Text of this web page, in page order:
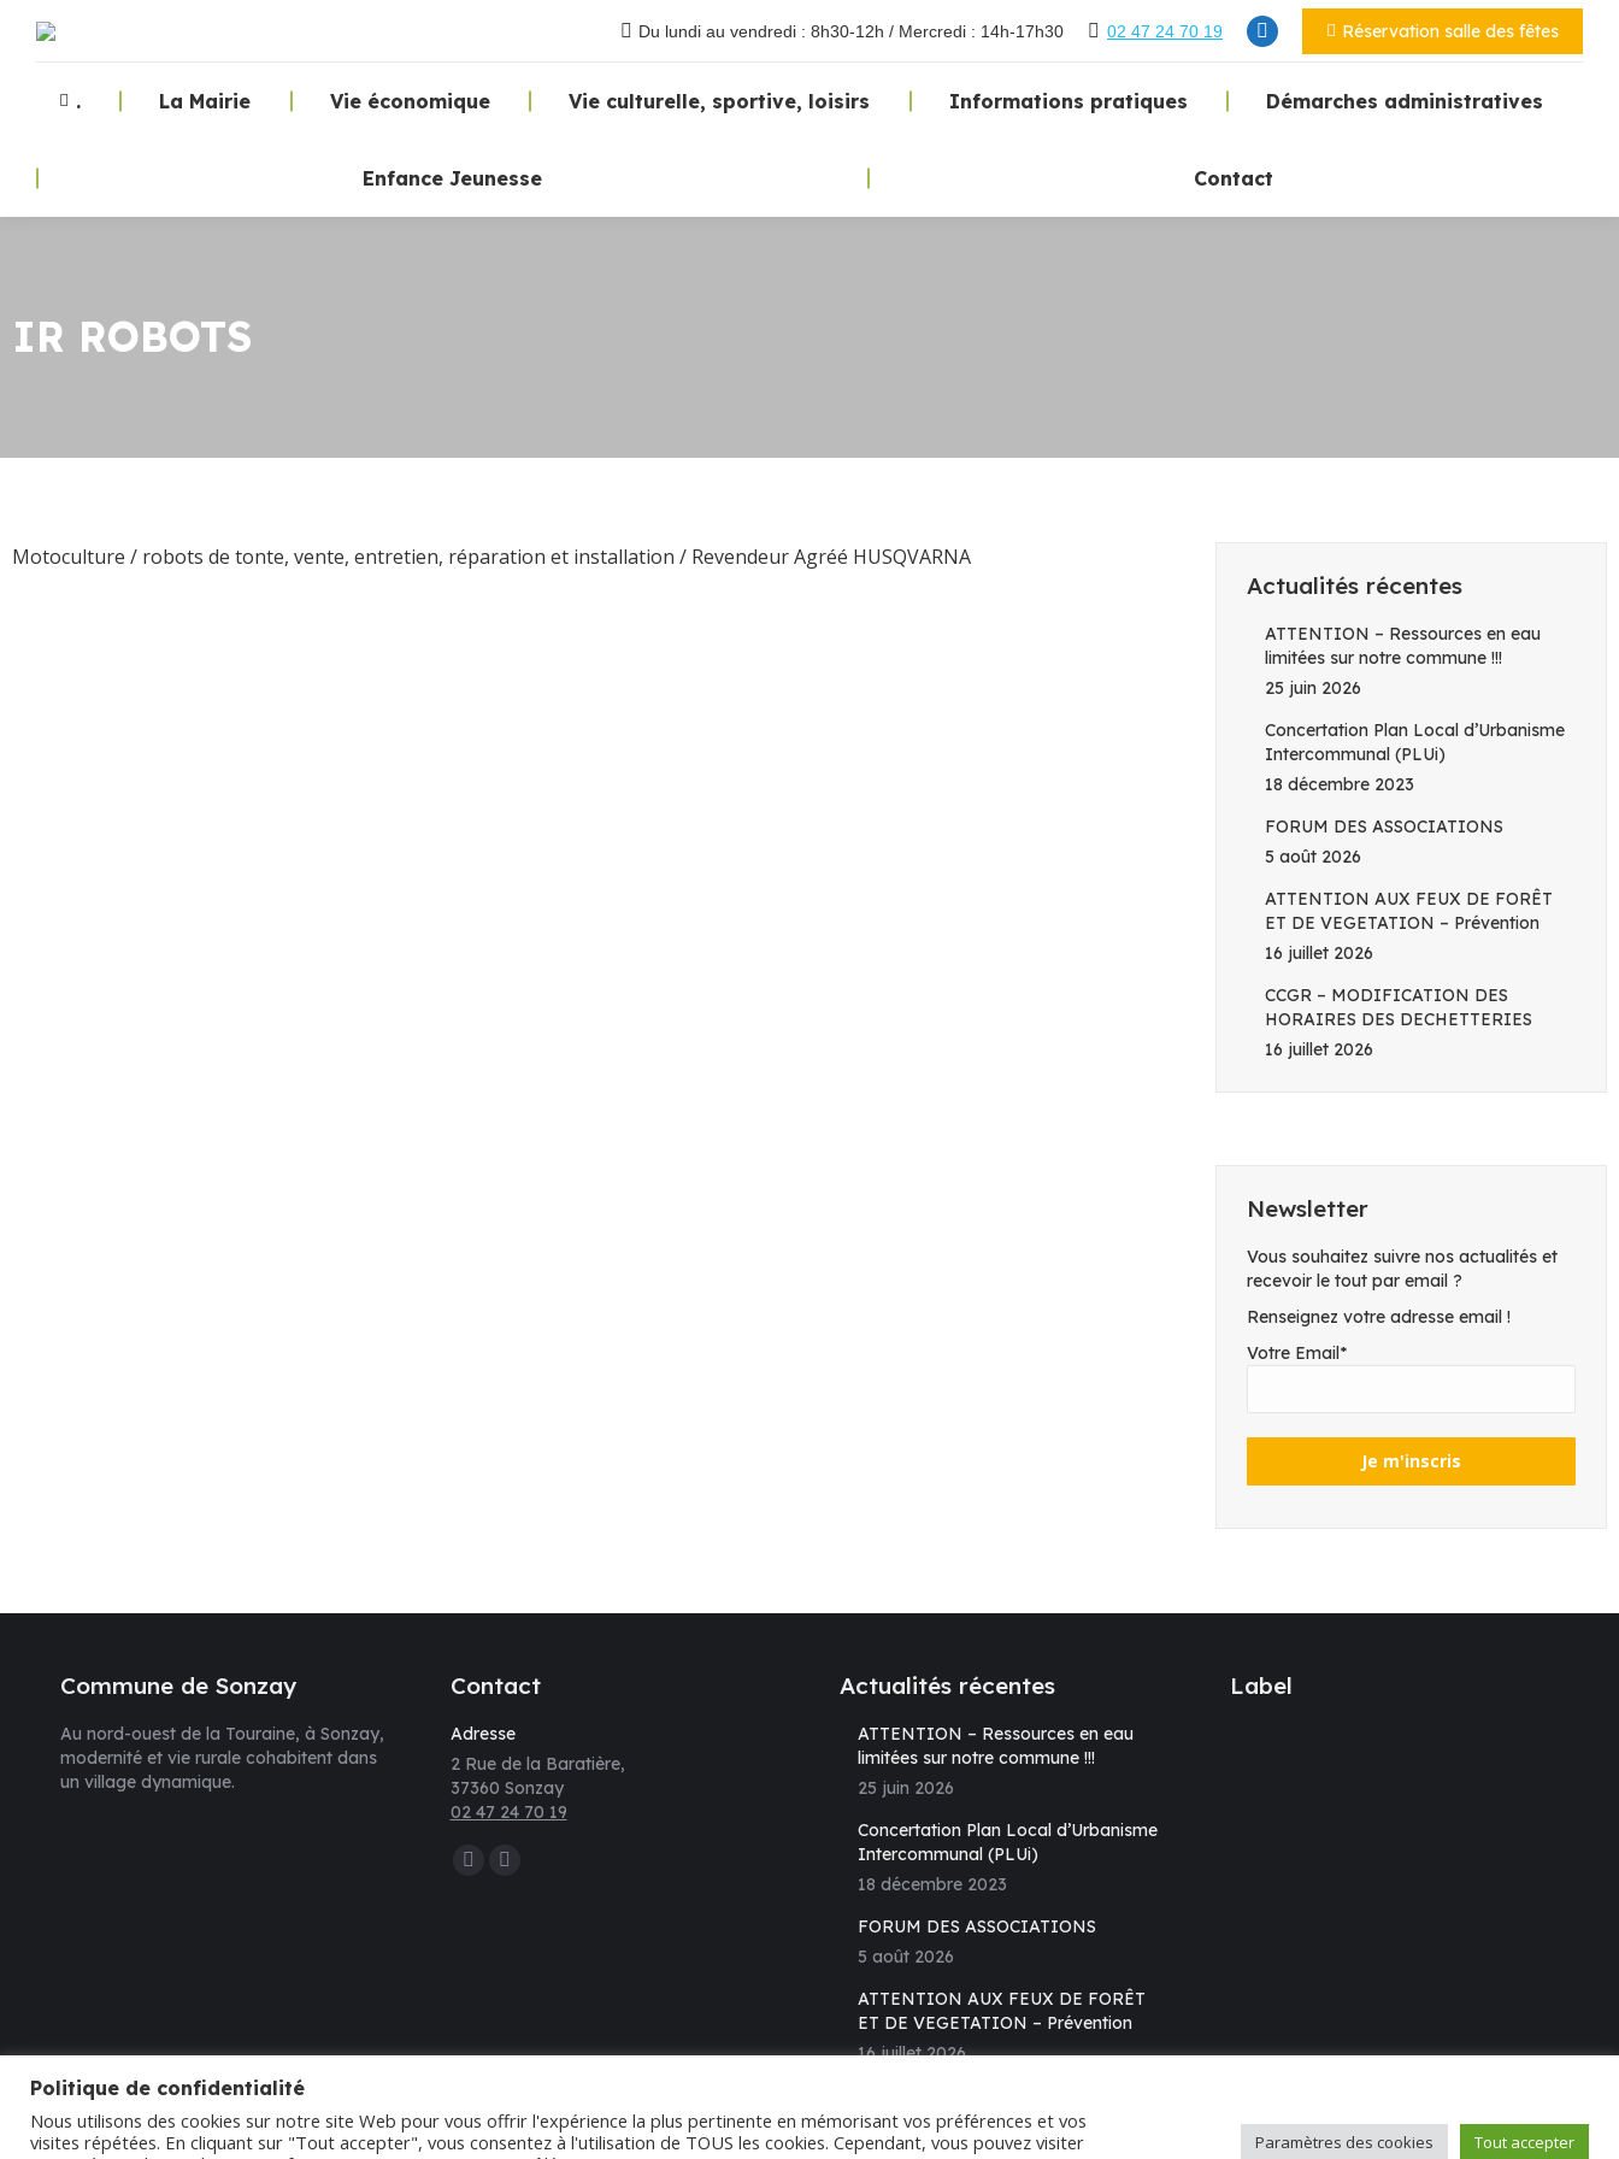
Du lundi au vendredi : 8h30-12h / Mercredi : 14h-17h30 02 47 24 70 19 Réservation salle des fêtes
. La Mairie Vie économique Vie culturelle, sportive, loisirs Informations pratiques Démarches administratives
Enfance Jeunesse Contact
IR ROBOTS
Motoculture / robots de tonte, vente, entretien, réparation et installation / Revendeur Agréé HUSQVARNA
Actualités récentes
ATTENTION – Ressources en eau
limitées sur notre commune !!!
25 juin 2026
Concertation Plan Local d’Urbanisme
Intercommunal (PLUi)
18 décembre 2023
FORUM DES ASSOCIATIONS
5 août 2026
ATTENTION AUX FEUX DE FORÊT
ET DE VEGETATION – Prévention
16 juillet 2026
CCGR – MODIFICATION DES
HORAIRES DES DECHETTERIES
16 juillet 2026
Newsletter
Vous souhaitez suivre nos actualités et
recevoir le tout par email ?
Renseignez votre adresse email !
Votre Email*
Commune de Sonzay
Au nord-ouest de la Touraine, à Sonzay,
modernité et vie rurale cohabitent dans
un village dynamique.
Contact
Adresse
2 Rue de la Baratière,
37360 Sonzay
02 47 24 70 19
Trouvez nous sur :
nouvelle
une
fenêtre
Actualités récentes
ATTENTION – Ressources en eau
limitées sur notre commune !!!
25 juin 2026
Concertation Plan Local d’Urbanisme
Intercommunal (PLUi)
18 décembre 2023
FORUM DES ASSOCIATIONS
5 août 2026
ATTENTION AUX FEUX DE FORÊT
ET DE VEGETATION – Prévention
16 juillet 2026
Label
Politique de confidentialité
Nous utilisons des cookies sur notre site Web pour vous offrir l'expérience la plus pertinente en mémorisant vos préférences et vos
visites répétées. En cliquant sur "Tout accepter", vous consentez à l'utilisation de TOUS les cookies. Cependant, vous pouvez visiter
Paramètres des cookies Tout accepter